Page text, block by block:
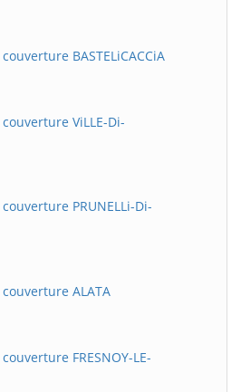
BASTELiCACCiA
ViLLE-Di-
PRUNELLi-Di-
ALATA
FRESNOY-LE-